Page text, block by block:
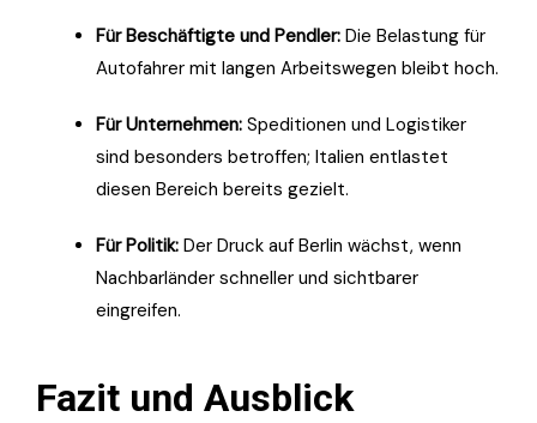
Für Beschäftigte und Pendler: Die Belastung für
Autofahrer mit langen Arbeitswegen bleibt hoch.
Für Unternehmen: Speditionen und Logistiker
sind besonders betroffen; Italien entlastet
diesen Bereich bereits gezielt.
Für Politik: Der Druck auf Berlin wächst, wenn
Nachbarländer schneller und sichtbarer
eingreifen.
Fazit und Ausblick